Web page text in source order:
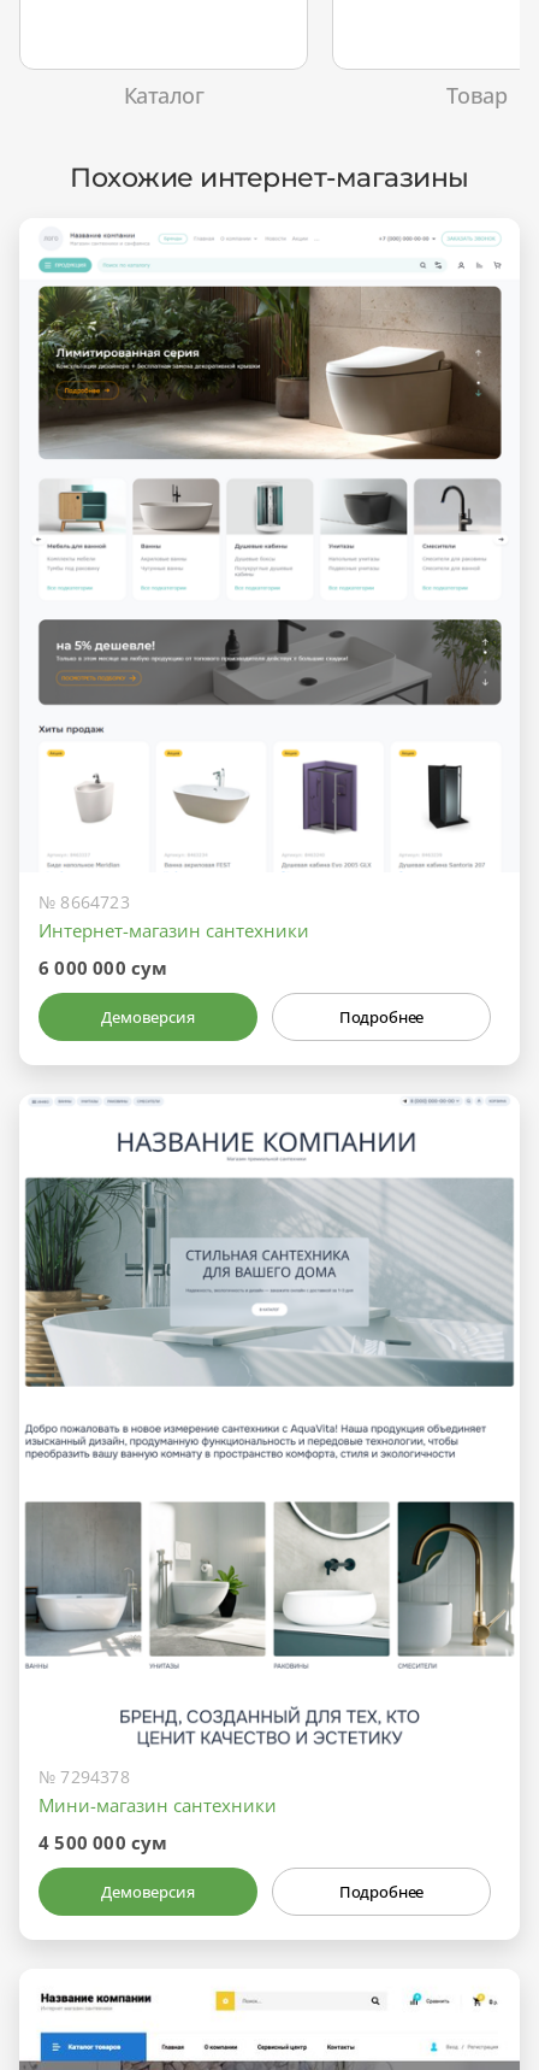
Каталог Товар
Похожие интернет-магазины
№ 8664723
Интернет-магазин сантехники
6 000 000 сум
Демоверсия Подробнее
№ 7294378
Мини-магазин сантехники
4 500 000 сум
Демоверсия Подробнее